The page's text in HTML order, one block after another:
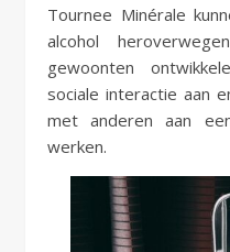
Tournee Minérale
alcohol
gewoonten
sociale interactie aan
met anderen aan
werken.